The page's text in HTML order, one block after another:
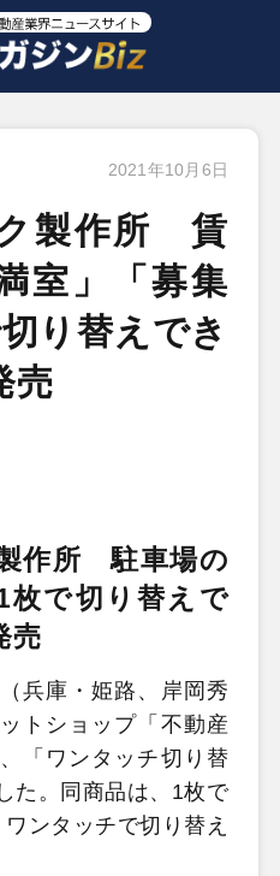
2021年10月6日
製作所 賃
室」「募集
り替えでき
売
作所 駐車場の
枚で切り替えで
売
兵庫・姫路、岸岡秀
トショップ「不動産
「ワンタッチ切り替
た。同商品は、1枚で
ンタッチで切り替え